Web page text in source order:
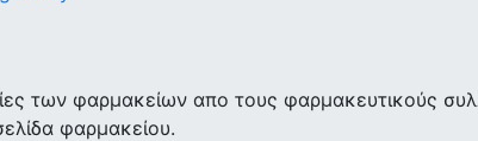
των φαρμακείων απο τους φαρμακευτικούς
φαρμακείου.